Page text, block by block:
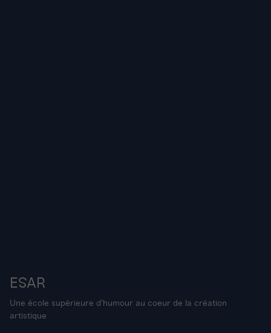
ESAR
Une école supérieure d'humour au coeur de la création
artistique